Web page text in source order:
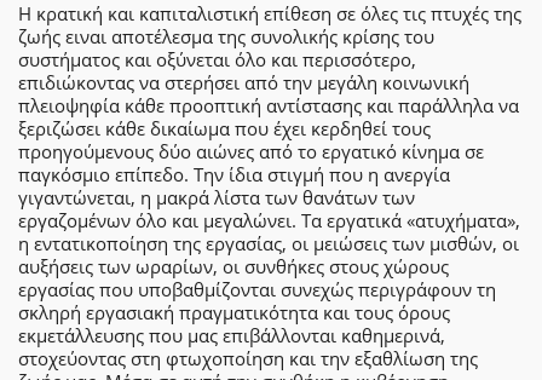
Η κρατική και καπιταλιστική επίθεση σε όλες τις πτυχές της
ζωής ειναι αποτέλεσμα της συνολικής κρίσης του
συστήματος και οξύνεται όλο και περισσότερο,
επιδιώκοντας να στερήσει από την μεγάλη κοινωνική
πλειοψηφία κάθε προοπτική αντίστασης και παράλληλα να
ξεριζώσει κάθε δικαίωμα που έχει κερδηθεί τους
προηγούμενους δύο αιώνες από το εργατικό κίνημα σε
παγκόσμιο επίπεδο. Την ίδια στιγμή που η ανεργία
γιγαντώνεται, η μακρά λίστα των θανάτων των
εργαζομένων όλο και μεγαλώνει. Τα εργατικά «ατυχήματα»,
η εντατικοποίηση της εργασίας, οι μειώσεις των μισθών, οι
αυξήσεις των ωραρίων, οι συνθήκες στους χώρους
εργασίας που υποβαθμίζονται συνεχώς περιγράφουν τη
σκληρή εργασιακή πραγματικότητα και τους όρους
εκμετάλλευσης που μας επιβάλλονται καθημερινά,
στοχεύοντας στη φτωχοποίηση και την εξαθλίωση της